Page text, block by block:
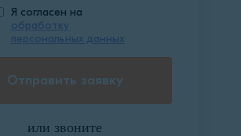
Я согласен на
обработку
персональных данных
или звоните